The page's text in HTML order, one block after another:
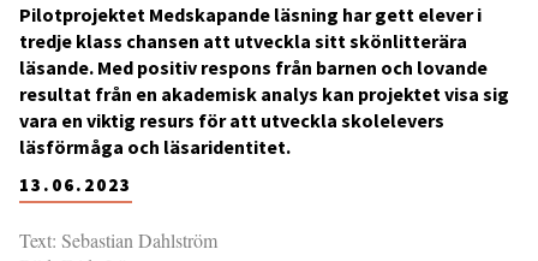
13.06.2023
Pilotprojektet Medskapande läsning har gett elever i
tredje klass chansen att utveckla sitt skönlitterära
läsande. Med positiv respons från barnen och lovande
resultat från en akademisk analys kan projektet visa sig
vara en viktig resurs för att utveckla skolelevers
läsförmåga och läsaridentitet.
Text: Sebastian Dahlström